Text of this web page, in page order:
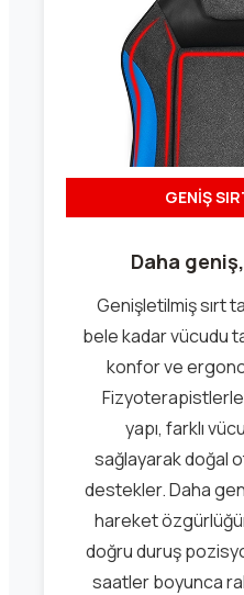
GENİŞ
Daha
Genişletilmiş sırt
bele kadar vücudu
konfor ve
yapı, farklı
sağlayarak doğal
destekler. Daha
hareket
doğru duruş
saatler boyunca